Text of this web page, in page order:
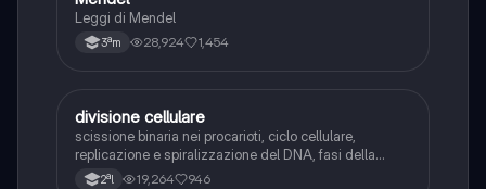
Leggi di Mendel
3ªm 28,924 1,454
Scienze
divisione cellulare
scissione binaria nei procarioti, ciclo cellulare,
replicazione e spiralizzazione del DNA, fasi della
mitosi
2ªl 19,264 946